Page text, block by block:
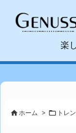
楽
 ホーム >  トレ